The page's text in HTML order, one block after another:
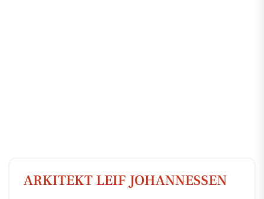
ARKITEKT LEIF JOHANNESSEN